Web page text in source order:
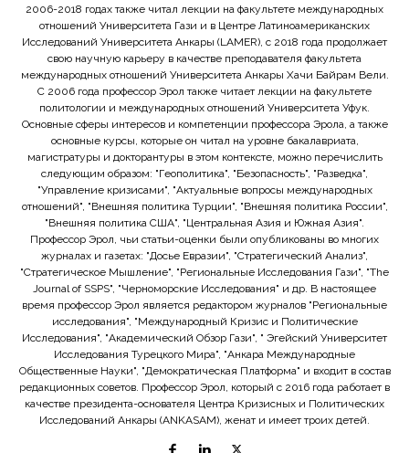
2006-2018 годах также читал лекции на факультете международных
отношений Университета Гази и в Центре Латиноамериканских
Исследований Университета Анкары (LAMER), с 2018 года продолжает
свою научную карьеру в качестве преподавателя факультета
международных отношений Университета Анкары Хачи Байрам Вели.
С 2006 года профессор Эрол также читает лекции на факультете
политологии и международных отношений Университета Уфук.
Основные сферы интересов и компетенции профессора Эрола, а также
основные курсы, которые он читал на уровне бакалавриата,
магистратуры и докторантуры в этом контексте, можно перечислить
следующим образом: "Геополитика", "Безопасность", "Разведка",
"Управление кризисами", "Актуальные вопросы международных
отношений", "Внешняя политика Турции", "Внешняя политика России",
"Внешняя политика США", "Центральная Азия и Южная Азия".
Профессор Эрол, чьи статьи-оценки были опубликованы во многих
журналах и газетах: "Досье Евразии", "Стратегический Анализ",
"Стратегическое Мышление", "Региональные Исследования Гази", "The
Journal of SSPS", "Черноморские Исследования" и др. В настоящее
время профессор Эрол является редактором журналов "Региональные
исследования", "Международный Кризис и Политические
Исследования", "Академический Обзор Гази", " Эгейский Университет
Исследования Турецкого Мира", "Анкара Международные
Общественные Науки", "Демократическая Платформа" и входит в состав
редакционных советов. Профессор Эрол, который с 2016 года работает в
качестве президента-основателя Центра Кризисных и Политических
Исследований Анкары (ANKASAM), женат и имеет троих детей.